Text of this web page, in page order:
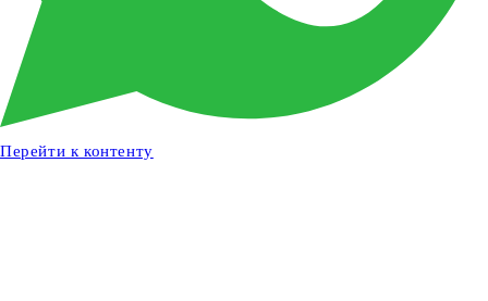
Перейти к контенту